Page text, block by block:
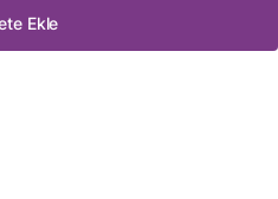
Ekle